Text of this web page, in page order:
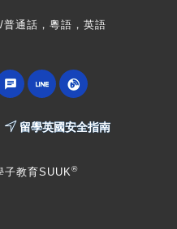
通話，粵語，英語
留學英國安全指南
子教育SUUK®